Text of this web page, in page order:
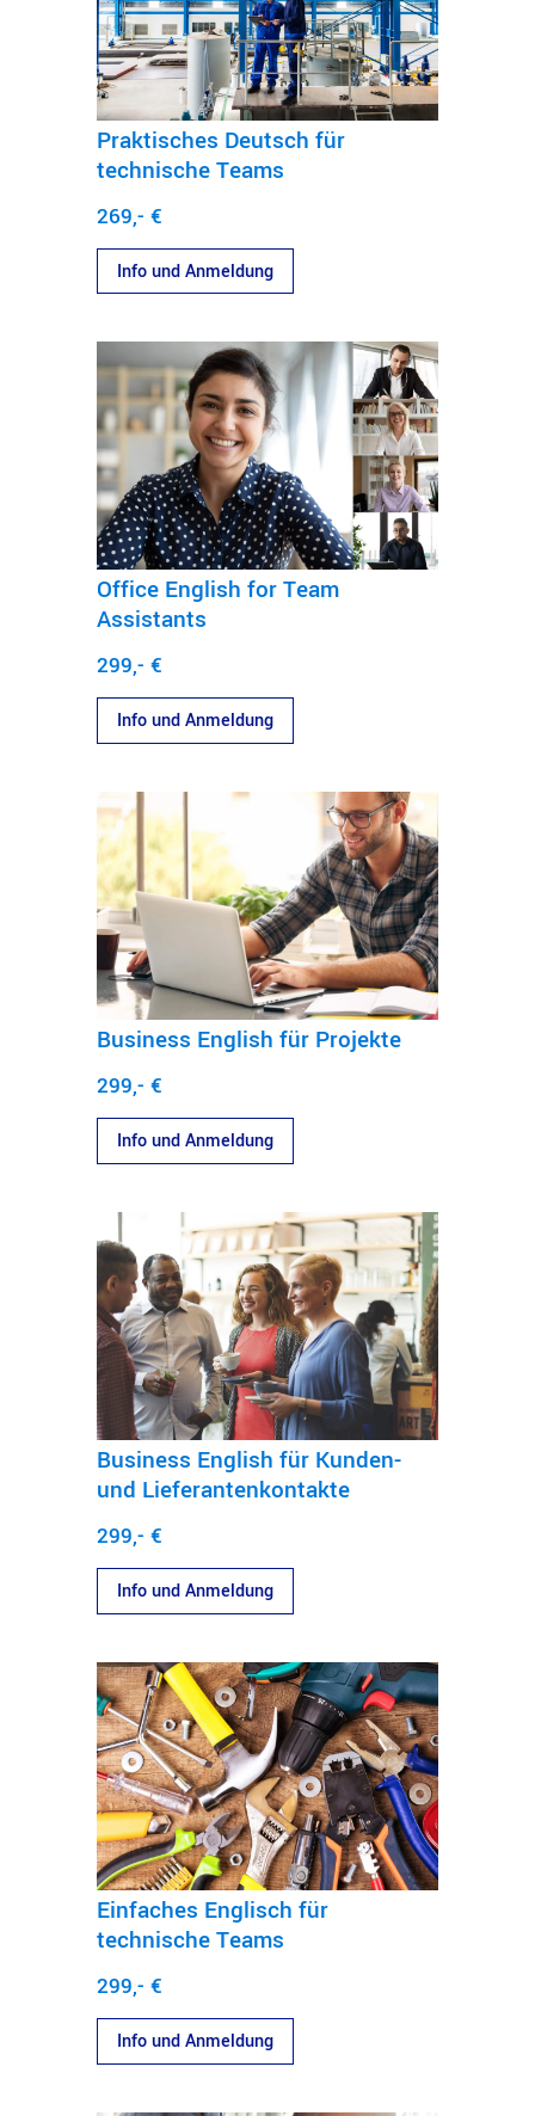
Praktisches Deutsch für
technische Teams
269,- €
Info und Anmeldung
Office English for Team
Assistants
299,- €
Info und Anmeldung
Business English für Projekte
299,- €
Info und Anmeldung
Business English für Kunden-
und Lieferantenkontakte
299,- €
Info und Anmeldung
Einfaches Englisch für
technische Teams
299,- €
Info und Anmeldung